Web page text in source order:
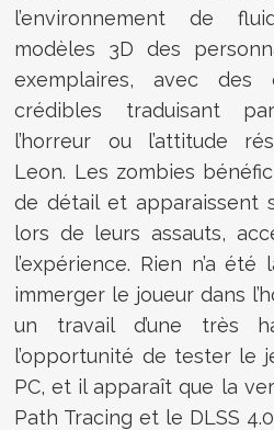
l’environnement de
modèles 3D des
exemplaires, avec des
crédibles traduisant
l’horreur ou l’attitude
Leon. Les zombies
de détail et apparaissent
lors de leurs assauts,
l’expérience. Rien n’a
immerger le joueur dans
un travail d’une très
l’opportunité de tester le
PC, et il apparaît que la
Path Tracing et le DLSS